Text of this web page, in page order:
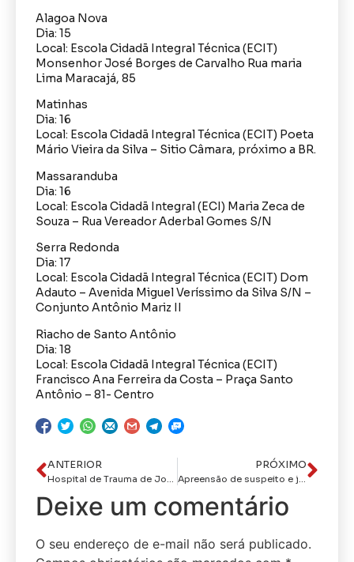
Alagoa Nova
Dia: 15
Local: Escola Cidadã Integral Técnica (ECIT)
Monsenhor José Borges de Carvalho Rua maria
Lima Maracajá, 85
Matinhas
Dia: 16
Local: Escola Cidadã Integral Técnica (ECIT) Poeta
Mário Vieira da Silva – Sitio Câmara, próximo a BR.
Massaranduba
Dia: 16
Local: Escola Cidadã Integral (ECI) Maria Zeca de
Souza – Rua Vereador Aderbal Gomes S/N
Serra Redonda
Dia: 17
Local: Escola Cidadã Integral Técnica (ECIT) Dom
Adauto – Avenida Miguel Veríssimo da Silva S/N –
Conjunto Antônio Mariz II
Riacho de Santo Antônio
Dia: 18
Local: Escola Cidadã Integral Técnica (ECIT)
Francisco Ana Ferreira da Costa – Praça Santo
Antônio – 81- Centro
ANTERIOR PRÓXIMO
Deixe um comentário
O seu endereço de e-mail não será publicado.